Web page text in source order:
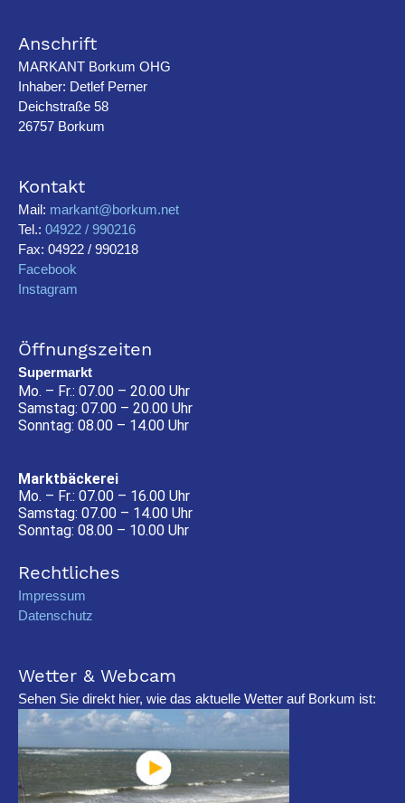
Anschrift
MARKANT Borkum OHG
Inhaber: Detlef Perner
Deichstraße 58
26757 Borkum
Kontakt
Mail: markant@borkum.net
Tel.: 04922 / 990216
Fax: 04922 / 990218
Facebook
Instagram
Öffnungszeiten
Supermarkt
Mo. – Fr.: 07.00 – 20.00 Uhr
Samstag: 07.00 – 20.00 Uhr
Sonntag: 08.00 – 14.00 Uhr
Marktbäckerei
Mo. – Fr.: 07.00 – 16.00 Uhr
Samstag: 07.00 – 14.00 Uhr
Sonntag: 08.00 – 10.00 Uhr
Rechtliches
Impressum
Datenschutz
Wetter & Webcam
Sehen Sie direkt hier, wie das aktuelle Wetter auf Borkum ist: